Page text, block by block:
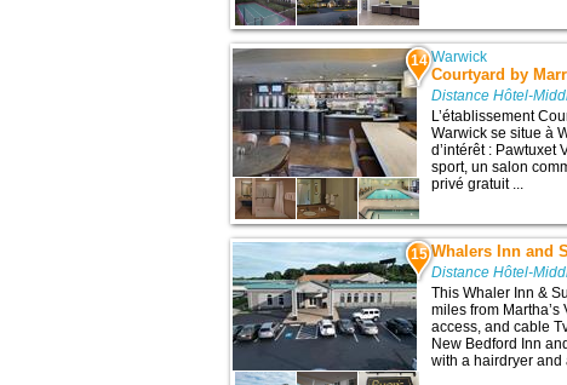
14 Warwick
Courtyard by
Distance Hôtel-
L’établissement
Warwick se situe à
d’intérêt : Pawtuxet
sport, un salon
privé gratuit ...
15 Whalers Inn and
Distance Hôtel-
This Whaler Inn &
miles from
access, and cable
New Bedford Inn
with a hairdryer and